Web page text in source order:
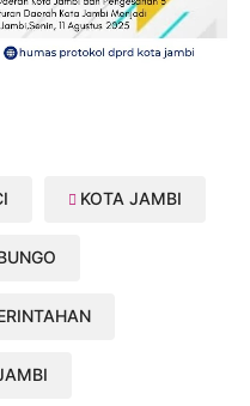
KOTA JAMBI